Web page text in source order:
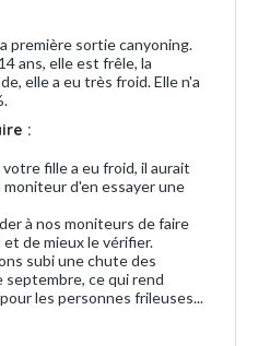
première sortie canyoning.
ans, elle est frêle, la
elle a eu très froid. Elle n'a
:
fille a eu froid, il aurait
d'en essayer une
à nos moniteurs de faire
de mieux le vérifier.
subi une chute des
ce qui rend
les personnes frileuses...